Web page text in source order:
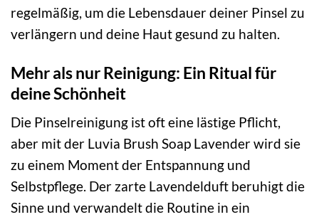
regelmäßig, um die Lebensdauer deiner Pinsel zu
verlängern und deine Haut gesund zu halten.
Mehr als nur Reinigung: Ein Ritual für
deine Schönheit
Die Pinselreinigung ist oft eine lästige Pflicht,
aber mit der Luvia Brush Soap Lavender wird sie
zu einem Moment der Entspannung und
Selbstpflege. Der zarte Lavendelduft beruhigt die
Sinne und verwandelt die Routine in ein